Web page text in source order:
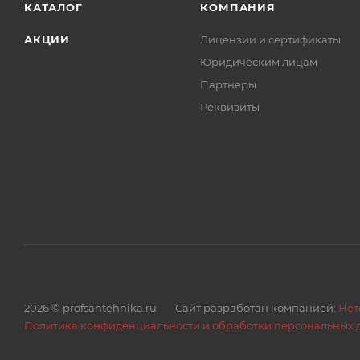
Штуцер 1/2” Материал латунь 57 с покрытием (Ni),
Гильза обжимная Материал нерж. сталь 202 (4% Ni),
КАТАЛОГ
АКЦИИ
КОМПАНИЯ
Лицензии и сертификаты
Юридическим лицам
Партнеры
Реквизиты
2026 © profsantehnika.ru Сайт разработан компанией:
Политика конфиденциальности и обработки персональных